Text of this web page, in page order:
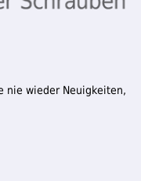
nie wieder Neuigkeiten,